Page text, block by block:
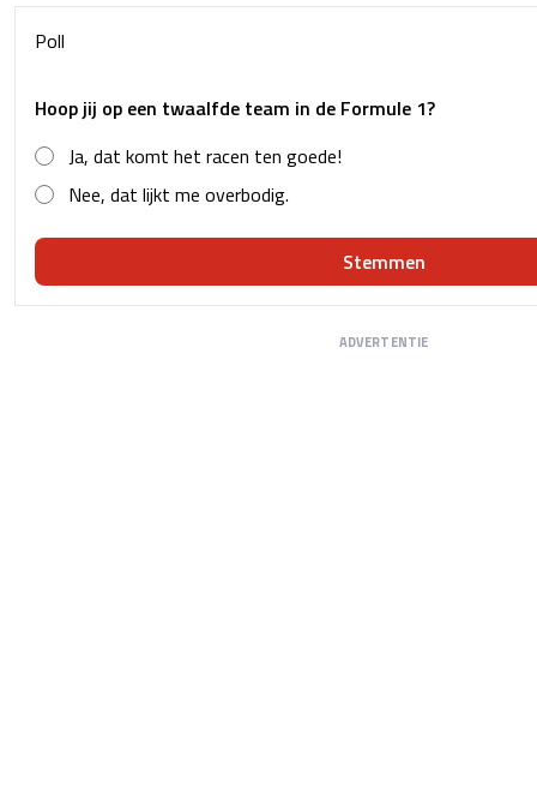
Poll
Hoop jij op een twaalfde team in de Formule 1?
Ja, dat komt het racen ten goede!
Nee, dat lijkt me overbodig.
Stemmen
ADVERTENTIE